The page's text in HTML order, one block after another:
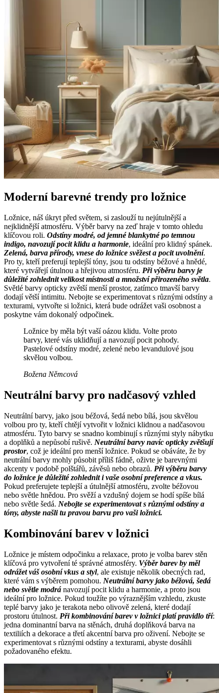
Moderní barevné trendy pro ložnice
Ložnice, náš úkryt před světem, si zaslouží tu nejútulnější a
nejklidnější atmosféru. Výběr barvy na zeď hraje v tomto ohledu
klíčovou roli. Odstíny modré, od jemné blankytné po temnou
indigo, navozují pocit klidu a harmonie, ideální pro klidný spánek.
Zelená, barva přírody, vnese do ložnice svěžest a pocit uvolnění.
Pro ty, kteří preferují teplejší tóny, jsou tu odstíny béžové a hnědé,
které vytvářejí útulnou a hřejivou atmosféru. Při výběru barvy je
důležité zohlednit velikost místnosti a množství přirozeného světla.
Světlé barvy opticky zvětší menší prostor, zatímco tmavší barvy
dodají větší intimitu. Nebojte se experimentovat s různými odstíny a
texturami, vytvořte si ložnici, která bude odrážet vaši osobnost a
poskytne vám dokonalý odpočinek.
Ložnice by měla být vaší oázou klidu. Volte proto
barvy, které vás uklidňují a navozují pocit pohody.
Pastelové odstíny modré, zelené nebo levandulové jsou
skvělou volbou.
Božena Němcová
Neutrální barvy pro nadčasový vzhled
Neutrální barvy, jako jsou béžová, šedá nebo bílá, jsou skvělou
volbou pro ty, kteří chtějí vytvořit v ložnici klidnou a nadčasovou
atmosféru. Tyto barvy se snadno kombinují s různými styly nábytku
a doplňků a nepůsobí rušivě. Neutrální barvy navíc opticky zvětšují
prostor, což je ideální pro menší ložnice. Pokud se obáváte, že by
neutrální barvy mohly působit příliš fádně, oživte je barevnými
akcenty v podobě polštářů, závěsů nebo obrazů. Při výběru barvy
do ložnice je důležité zohlednit i vaše osobní preference a vkus.
Pokud preferujete teplejší a útulnější atmosféru, zvolte béžovou
nebo světle hnědou. Pro svěží a vzdušný dojem se hodí spíše bílá
nebo světle šedá. Nebojte se experimentovat s různými odstíny a
tóny, abyste našli tu pravou barvu pro vaši ložnici.
Kombinování barev v ložnici
Ložnice je místem odpočinku a relaxace, proto je volba barev stěn
klíčová pro vytvoření té správné atmosféry. Výběr barev by měl
odrážet váš osobní vkus a styl, ale existuje několik obecných rad,
které vám s výběrem pomohou. Neutrální barvy jako béžová, šedá
nebo světle modrá navozují pocit klidu a harmonie, a proto jsou
ideální pro ložnice. Pokud toužíte po výraznějším vzhledu, zkuste
teplé barvy jako je terakota nebo olivově zelená, které dodají
prostoru útulnost. Při kombinování barev v ložnici platí pravidlo tří:
jedna dominantní barva na stěnách, druhá doplňková barva na
textiliích a dekorace a třetí akcentní barva pro oživení. Nebojte se
experimentovat s různými odstíny a texturami, abyste dosáhli
požadovaného efektu.